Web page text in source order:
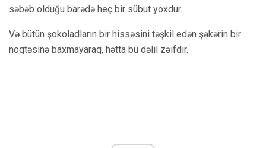
səbəb olduğu barədə heç bir sübut yoxdur.
Və bütün şokoladların bir hissəsini təşkil edən şəkərin bir
nöqtəsinə baxmayaraq, hətta bu dəlil zəifdir.